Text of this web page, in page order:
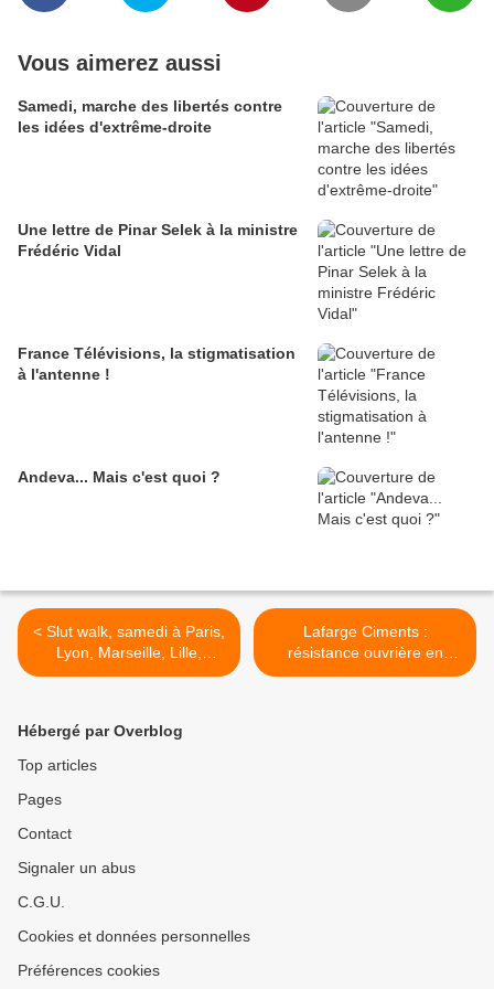
Vous aimerez aussi
Samedi, marche des libertés contre
les idées d'extrême-droite
Une lettre de Pinar Selek à la ministre
Frédéric Vidal
France Télévisions, la stigmatisation
à l'antenne !
Andeva... Mais c'est quoi ?
< Slut walk, samedi à Paris,
Lyon, Marseille, Lille,
Strasbourg...
Lafarge Ciments :
résistance ouvrière en
forme de grève de la faim >
Hébergé par Overblog
Top articles
Pages
Contact
Signaler un abus
C.G.U.
Cookies et données personnelles
Préférences cookies